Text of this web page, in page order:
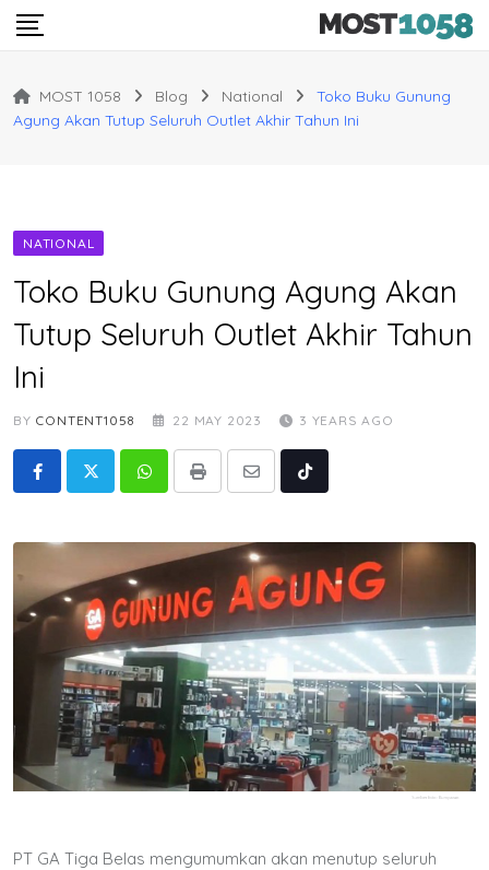
Skip
MOST 1058 Blog National
Toko Buku Gunung
Agung Akan Tutup Seluruh Outlet Akhir Tahun Ini
NATIONAL
Toko Buku Gunung Agung Akan
Tutup Seluruh Outlet Akhir Tahun
Ini
BY CONTENT1058 22 MAY 2023 3 YEARS AGO
WhatsappPrint
Share
Tiktok
PT GA Tiga Belas mengumumkan akan menutup seluruh